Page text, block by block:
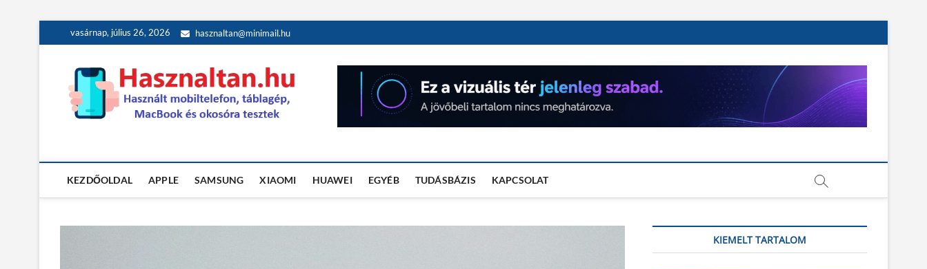
to
vasárnap, július 26, 2026 hasznaltan@minimail.hu
KEZDŐOLDAL APPLE SAMSUNG XIAOMI HUAWEI EGYÉB TUDÁSBÁZIS KAPCSOLAT
KIEMELT TARTALOM